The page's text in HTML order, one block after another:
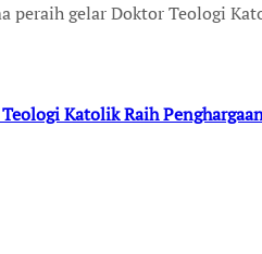
peraih gelar Doktor Teologi
Katolik Raih